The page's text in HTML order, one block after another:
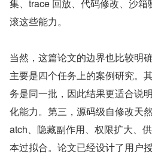
集、trace 回放、代码修改、沙
滚这些能力。
当然，这篇论文的边界也比较明
主要是四个任务上的案例研究。
务是同一批，因此结果更适合说
化能力。第三，源码级自修改天
atch、隐藏副作用、权限扩大、
本过拟合。论文已经设计了用户